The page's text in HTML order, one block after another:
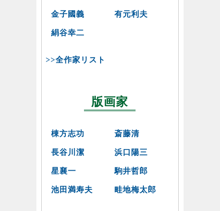
金子國義 有元利夫
絹谷幸二
>>全作家リスト
版画家
棟方志功 斎藤清
長谷川潔 浜口陽三
星襄一 駒井哲郎
池田満寿夫 畦地梅太郎